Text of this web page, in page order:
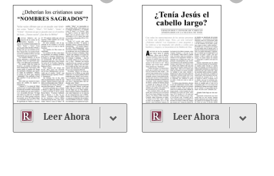
Leer Ahora Leer Ahora